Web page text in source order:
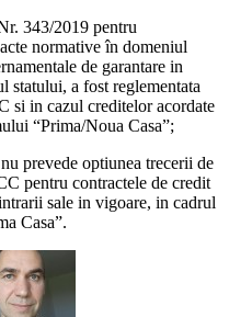
343/2019 pentru
normative în domeniul
de garantare in
statului, a fost reglementata
si in cazul creditelor acordate
“Prima/Noua Casa”;
prevede optiunea trecerii de
pentru contractele de credit
sale in vigoare, in cadrul
Casa”.